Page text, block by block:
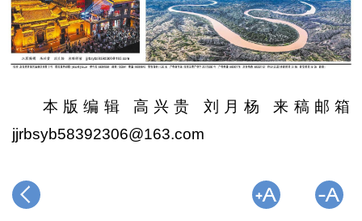
本版编辑 高兴贵 刘月杨 来稿邮箱
jjrbsyb58392306@163.com